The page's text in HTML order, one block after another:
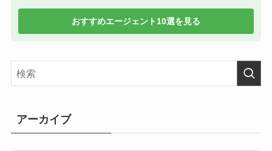
おすすめエージェント10選を見る
アーカイブ